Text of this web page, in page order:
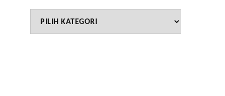
Kategori